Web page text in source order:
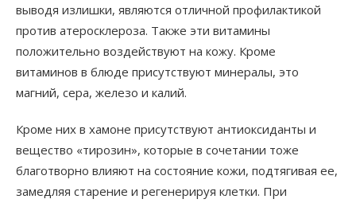
выводя излишки, являются отличной профилактикой
против атеросклероза. Также эти витамины
положительно воздействуют на кожу. Кроме
витаминов в блюде присутствуют минералы, это
магний, сера, железо и калий.
Кроме них в хамоне присутствуют антиоксиданты и
вещество «тирозин», которые в сочетании тоже
благотворно влияют на состояние кожи, подтягивая ее,
замедляя старение и регенерируя клетки. При